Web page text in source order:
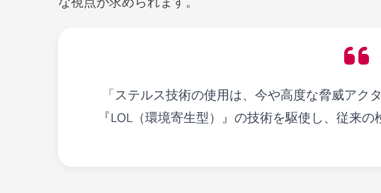
「ステルス技術の使用は、今や高度な脅威ア
『LOL（環境寄生型）』の技術を駆使し、従来